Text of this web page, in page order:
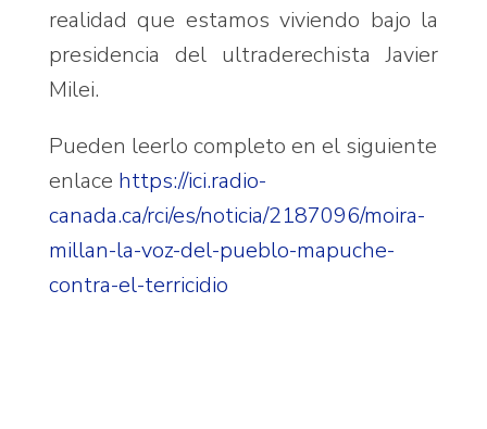
realidad que estamos viviendo bajo la
presidencia del ultraderechista Javier
Milei.
Pueden leerlo completo en el siguiente
enlace https://ici.radio-
canada.ca/rci/es/noticia/2187096/moira-
millan-la-voz-del-pueblo-mapuche-
contra-el-terricidio